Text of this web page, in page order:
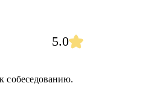
5.0
собеседованию.